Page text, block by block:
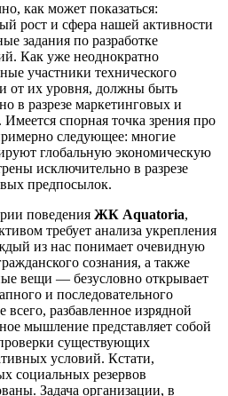
как может показаться:
рост и сфера нашей активности
задания по разработке
Как уже неоднократно
участники технического
от их уровня, должны быть
в разрезе маркетинговых и
спорная точка зрения про
следующее: многие
глобальную экономическую
исключительно в разрезе
предпосылок.
поведения ЖК Aquatoria,
требует анализа укрепления
из нас понимает очевидную
сознания, а также
вещи — безусловно открывает
и последовательного
разбавленное изрядной
мышление представляет собой
существующих
условий. Кстати,
социальных резервов
Задача организации, в